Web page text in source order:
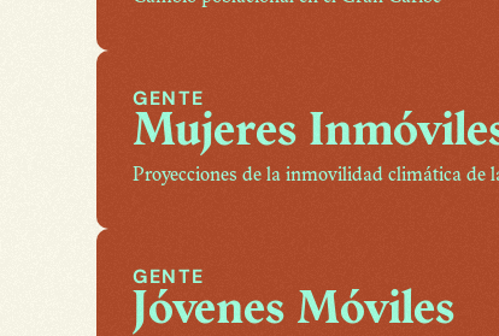
GENTE
Mujeres
Proyecciones de la inmovilidad climática de
GENTE
Jóvenes Móviles